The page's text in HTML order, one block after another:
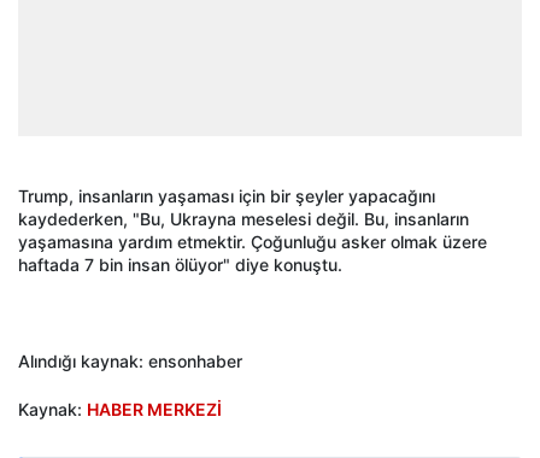
Trump, insanların yaşaması için bir şeyler yapacağını
kaydederken, "Bu, Ukrayna meselesi değil. Bu, insanların
yaşamasına yardım etmektir. Çoğunluğu asker olmak üzere
haftada 7 bin insan ölüyor" diye konuştu.
Alındığı kaynak: ensonhaber
Kaynak: HABER MERKEZİ